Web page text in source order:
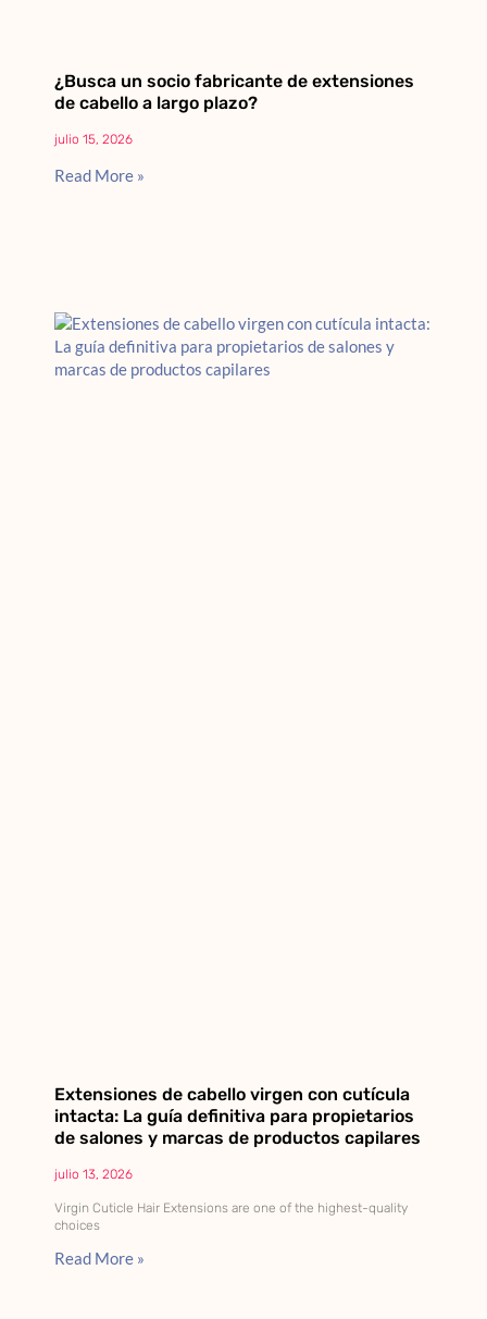
¿Busca un socio fabricante de extensiones
de cabello a largo plazo?
julio 15, 2026
Read More »
Extensiones de cabello virgen con cutícula
intacta: La guía definitiva para propietarios
de salones y marcas de productos capilares
julio 13, 2026
Virgin Cuticle Hair Extensions are one of the highest-quality
choices
Read More »